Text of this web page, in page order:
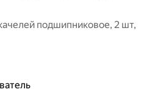
подшипниковое, 2 шт,